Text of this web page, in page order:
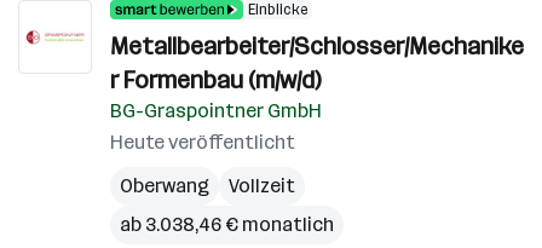
Einblicke
Metallbearbeiter/Schlosser/Mechanike
r Formenbau (m/w/d)
BG-Graspointner GmbH
Heute veröffentlicht
Oberwang
Vollzeit
ab 3.038,46 € monatlich